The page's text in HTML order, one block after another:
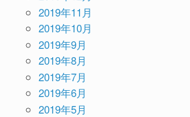
2019年11月
2019年10月
2019年9月
2019年8月
2019年7月
2019年6月
2019年5月